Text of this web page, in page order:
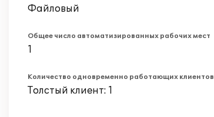
Файловый
Общее число автоматизированных рабочих мест
1
Количество одновременно работающих клиентов
Толстый клиент: 1